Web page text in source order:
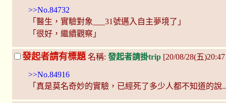
>>No.84732
「醫生，實驗對象___31號邁入自主夢境了」
「很好，繼續觀察」
發起者請有標題 名稱: 發起者請掛trip [20/08/28(五
>>No.84916
「真是莫名奇妙的實驗，已經死了多少人都不知道的說